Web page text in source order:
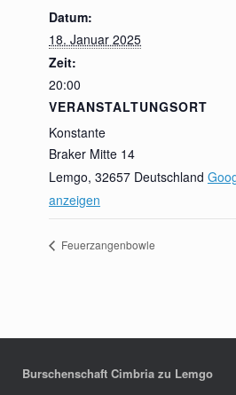
Datum:
18. Januar 2025
Zeit:
20:00
VERANSTALTUNGSORT
Konstante
Braker Mitte 14
Lemgo, 32657 Deutschland
anzeigen
Feuerzangenbowle
Burschenschaft Cimbria zu Lemgo